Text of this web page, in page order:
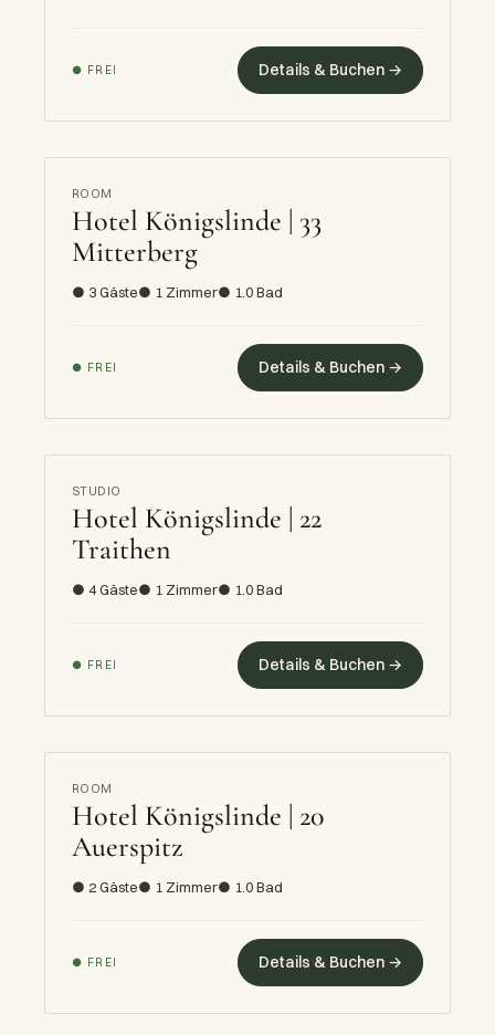
● FREI Details & Buchen →
ROOM
Hotel Königslinde | 33
Mitterberg
● 3 Gäste● 1 Zimmer● 1.0 Bad
● FREI Details & Buchen →
STUDIO
Hotel Königslinde | 22
Traithen
● 4 Gäste● 1 Zimmer● 1.0 Bad
● FREI Details & Buchen →
ROOM
Hotel Königslinde | 20
Auerspitz
● 2 Gäste● 1 Zimmer● 1.0 Bad
● FREI Details & Buchen →